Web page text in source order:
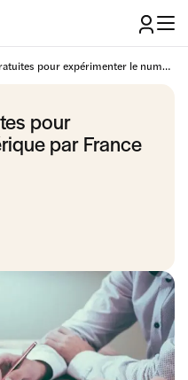
Des formations gratuites pour expérimenter le numérique par France Num
pour
par France